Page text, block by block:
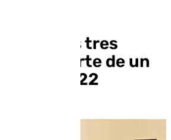
culpables tres
la muerte de un
2022